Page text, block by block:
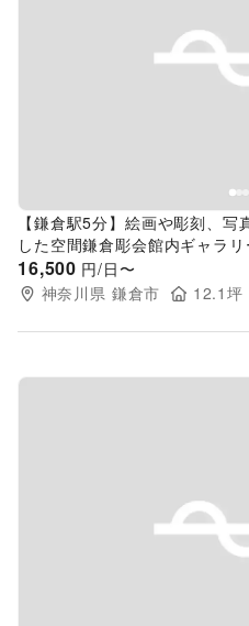
Previous slide
【鎌倉駅5分】絵画や彫刻、
した空間鎌倉彫会館内ギャラリ
16,500 円/日〜
神奈川県 鎌倉市 12.1坪
Previous slide